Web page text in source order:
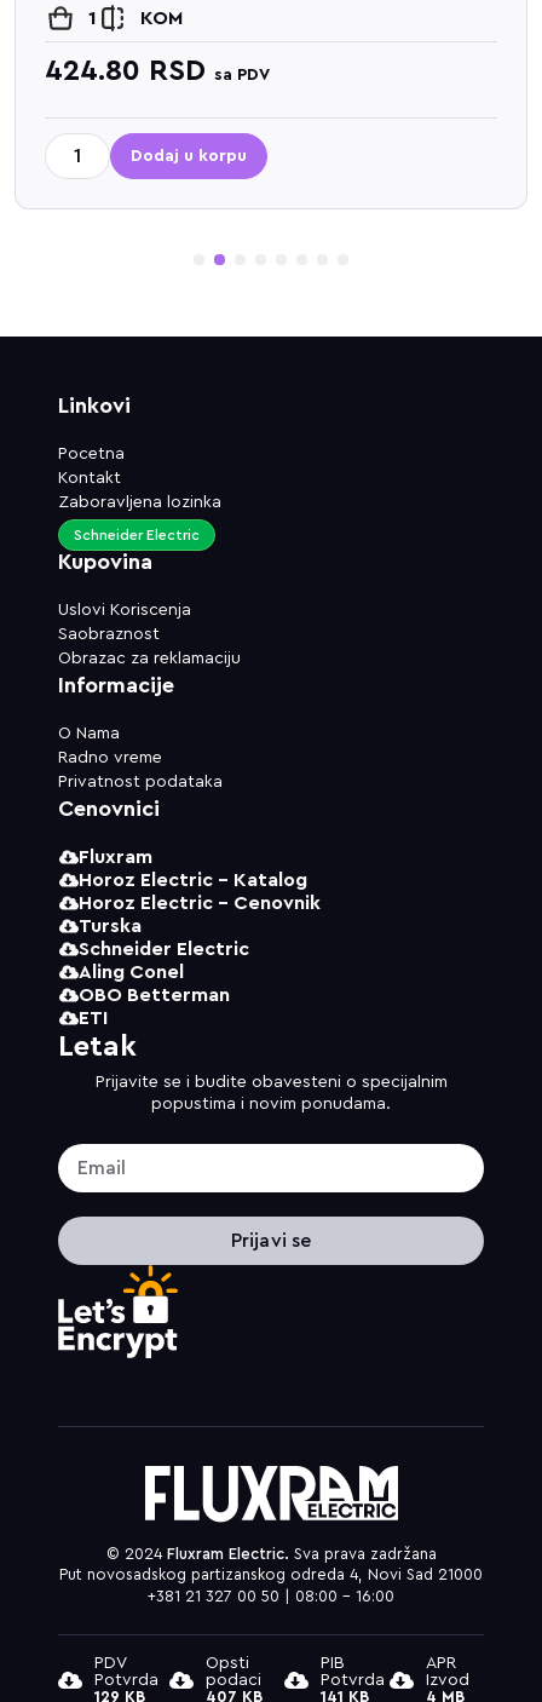
1 KOM
424.80 RSD sa PDV
Dodaj u korpu
5
Linkovi
Pocetna
Kontakt
Zaboravljena lozinka
Kupovina
Uslovi Koriscenja
Saobraznost
Obrazac za reklamaciju
Schneider Electric
Informacije
O Nama
Radno vreme
Privatnost podataka
Cenovnici
Fluxram
Horoz Electric - Katalog
Horoz Electric - Cenovnik
Turska
Schneider Electric
Aling Conel
OBO Betterman
ETI
Letak
Prijavite se i budite obavesteni o specijalnim
popustima i novim ponudama.
Prijavi se
© 2024 Fluxram Electric. Sva prava zadržana
Put novosadskog partizanskog odreda 4, Novi Sad 21000
+381 21 327 00 50 | 08:00 – 16:00
PDV
Potvrda
129 KB
Opsti
podaci
407 KB
PIB
Potvrda
141 KB
APR
Izvod
4 MB